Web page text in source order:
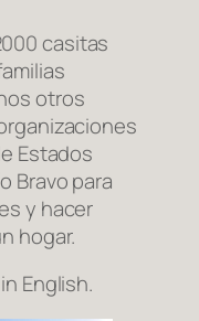
casitas
otros
Estados
Bravo para
y hacer
hogar.
English.